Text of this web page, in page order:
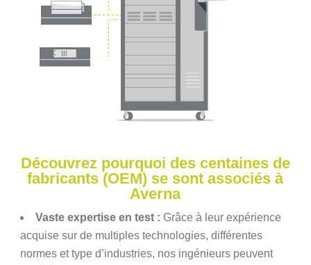
Découvrez pourquoi des centaines de
fabricants (OEM) se sont associés à
Averna
Vaste expertise en test : Grâce à leur expérience
acquise sur de multiples technologies, différentes
normes et type d’industries, nos ingénieurs peuvent